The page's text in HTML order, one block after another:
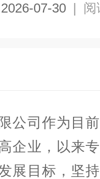
2026-07-30 | 阅
公司作为目
企业，以来
展目标，坚